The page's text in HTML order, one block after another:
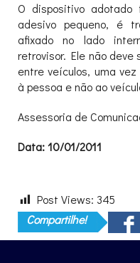
O dispositivo
adesivo pequeno, é
afixado no lado
retrovisor. Ele não deve
entre veículos, uma
à pessoa e não ao
Assessoria de
Data: 10/01/2011
Post Views: 345
Compartilhe!